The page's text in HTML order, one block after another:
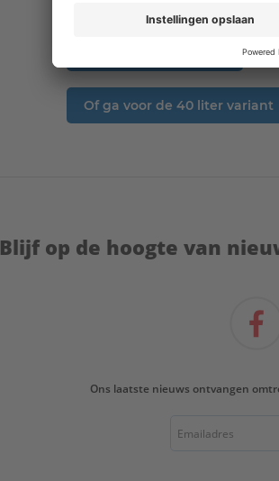
Of ga voor de 40 liter variant
Blijf op de hoogte van
Ons laatste nieuws ontvangen